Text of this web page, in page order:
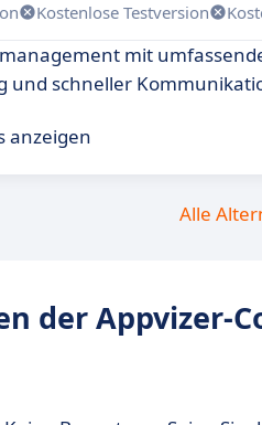
Kostenlose Testversion
mit
und schneller
anzeigen
Alle
der Appvizer-